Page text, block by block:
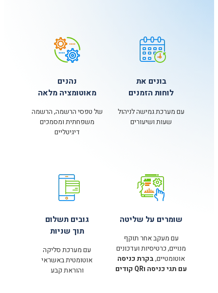
בונים את
לוחות הזמנים
עם מערכת גמישה לניהול
שעות ושיעורים
נהנים
מאוטומציה מלאה
של טפסי הרשמה, הרשמה
משפחתית ומסמכים
דיגיטליים
שומרים על שליטה
עם מעקב אחר תוקף
מנויים, כרטיסיות ועדכונים
אוטומטיים,בקרת כניסה
עם תגי כניסה וQR קודים
גובים תשלום
תוך שניות
עם מערכת סליקה
אוטומטית באשראי
והוראת קבע